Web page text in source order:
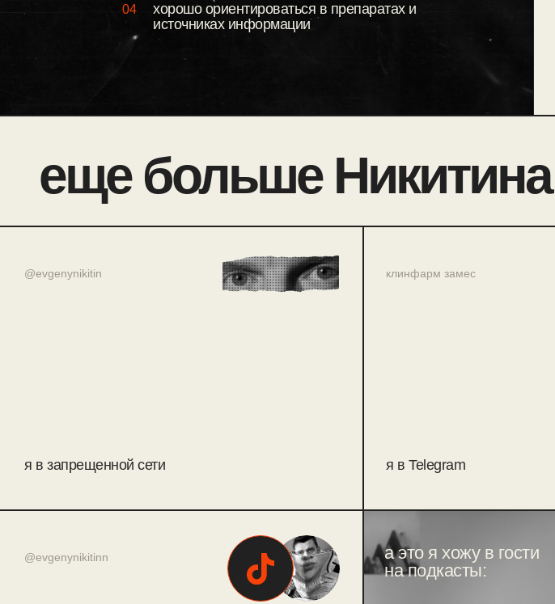
04
хорошо ориентироваться в препаратах и
источниках информации
еще больше Никитина
@evgenynikitin
я в запрещенной сети
@evgenynikitinn
а это я хожу в гости
на подкасты:
я в Telegram
клинфарм замес